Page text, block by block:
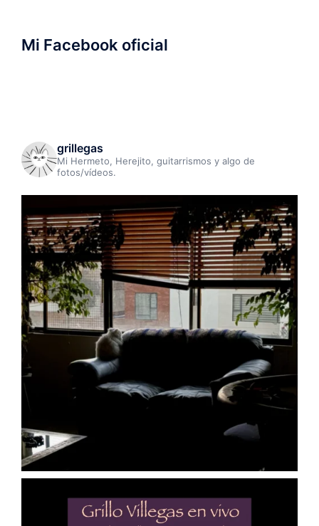
Mi Facebook oficial
grillegas
Mi Hermeto, Herejito, guitarrismos y algo de
fotos/vídeos.